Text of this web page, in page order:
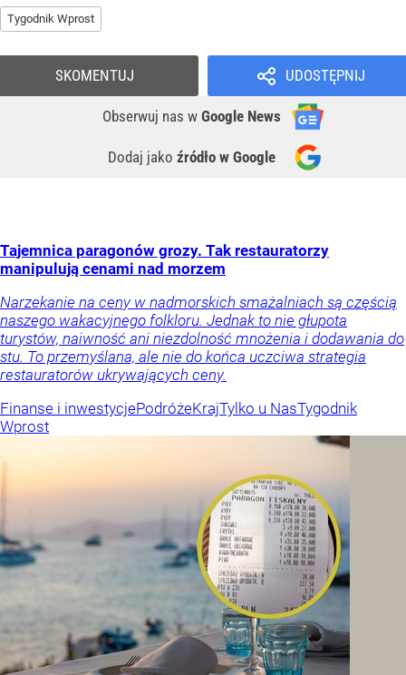
Tygodnik Wprost
UDOSTĘPNIJ
Obserwuj nas w Google News
Dodaj jako źródło w Google
SKOMENTUJ
Tajemnica paragonów grozy. Tak restauratorzy
manipulują cenami nad morzem
Narzekanie na ceny w nadmorskich smażalniach są częścią
naszego wakacyjnego folkloru. Jednak to nie głupota
turystów, naiwność ani niezdolność mnożenia i dodawania do
stu. To przemyślana, ale nie do końca uczciwa strategia
restauratorów ukrywających ceny.
Finanse i inwestycjePodróżeKrajTylko u NasTygodnik
Wprost